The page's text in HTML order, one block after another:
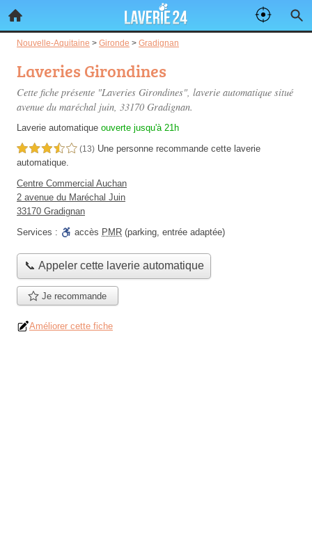
Nouvelle-Aquitaine > Gironde > Gradignan
Laveries Girondines
Cette fiche présente "Laveries Girondines", laverie automatique situé
avenue du maréchal juin, 33170 Gradignan.
Laverie automatique ouverte jusqu'à 21h
3,5 étoiles sur 5 (13) Une personne recommande cette laverie
automatique.
Centre Commercial Auchan
2 avenue du Maréchal Juin
33170 Gradignan
Services :
accès PMR (parking, entrée adaptée)
📞 Appeler cette laverie automatique
Je recommande
Améliorer cette fiche